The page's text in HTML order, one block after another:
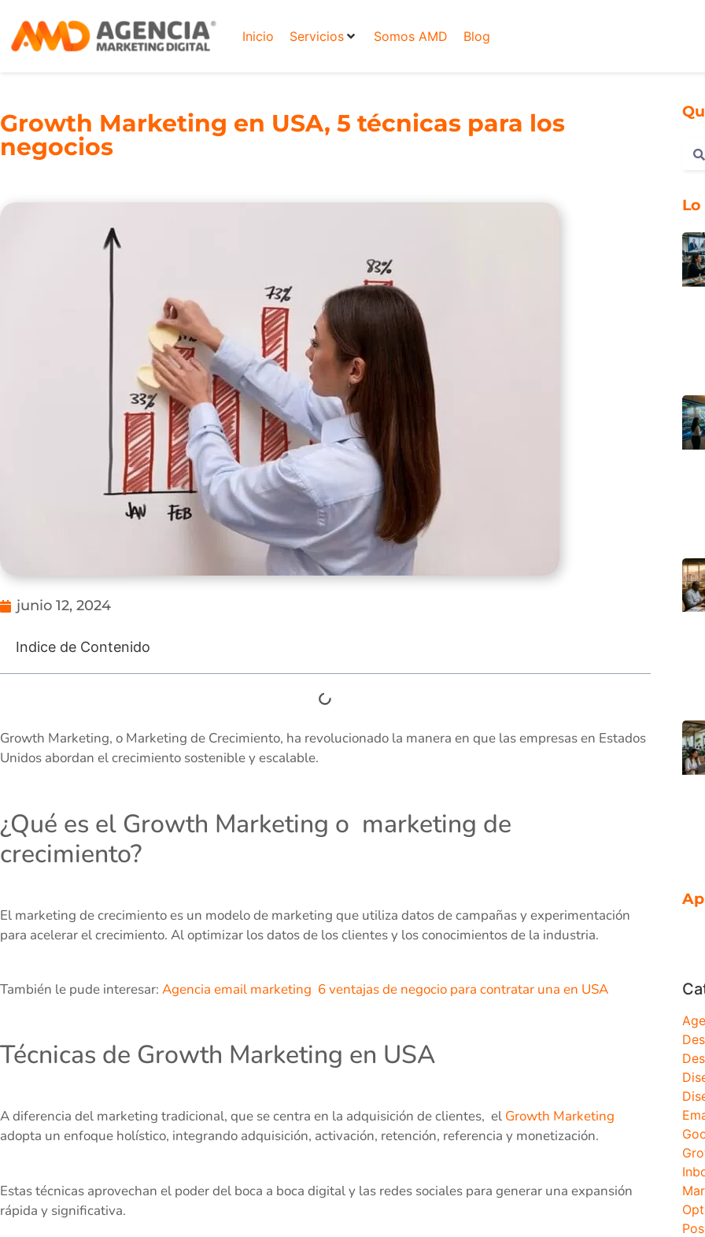
Inicio Servicios Somos AMD Blog
Growth Marketing en USA, 5 técnicas para los
negocios
junio 12, 2024
Indice de Contenido
Growth Marketing, o Marketing de Crecimiento, ha revolucionado la manera en que las empresas en Estados
Unidos abordan el crecimiento sostenible y escalable.
¿Qué es el Growth Marketing o marketing de
crecimiento?
El marketing de crecimiento es un modelo de marketing que utiliza datos de campañas y experimentación
para acelerar el crecimiento. Al optimizar los datos de los clientes y los conocimientos de la industria.
También le pude interesar: Agencia email marketing 6 ventajas de negocio para contratar una en USA
Técnicas de Growth Marketing en USA
A diferencia del marketing tradicional, que se centra en la adquisición de clientes, el Growth Marketing
adopta un enfoque holístico, integrando adquisición, activación, retención, referencia y monetización.
Estas técnicas aprovechan el poder del boca a boca digital y las redes sociales para generar una expansión
rápida y significativa.